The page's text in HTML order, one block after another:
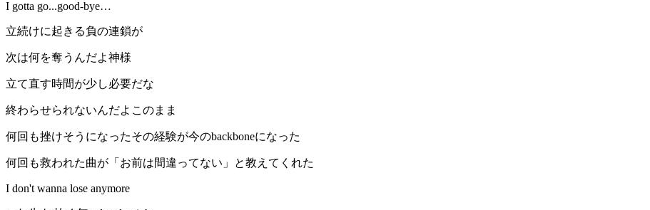
I gotta go...good-bye…
立続けに起きる負の連鎖が
次は何を奪うんだよ神様
立て直す時間が少し必要だな
終わらせられないんだよこのまま
何回も挫けそうになったその経験が今のbackboneになった
何回も救われた曲が「お前は間違ってない」と教えてくれた
I don't wanna lose anymore